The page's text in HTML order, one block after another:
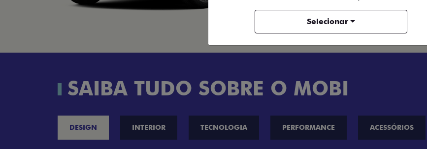
ENTRAR EM CONTATO
SAIBA TUDO SOBRE O MOBI
DESIGN INTERIOR TECNOLOGIA PERFORMANCE ACESSÓRIOS
Selecionar